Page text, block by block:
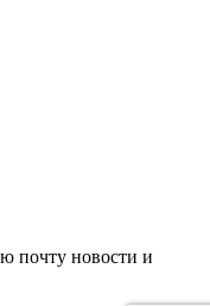
почту новости и